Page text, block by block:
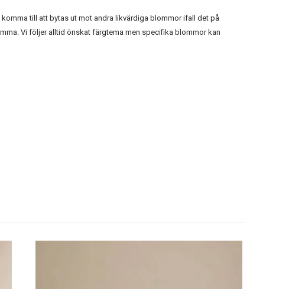
komma till att bytas ut mot andra likvärdiga blommor ifall det på
Vi följer alltid önskat färgtema men specifika blommor kan